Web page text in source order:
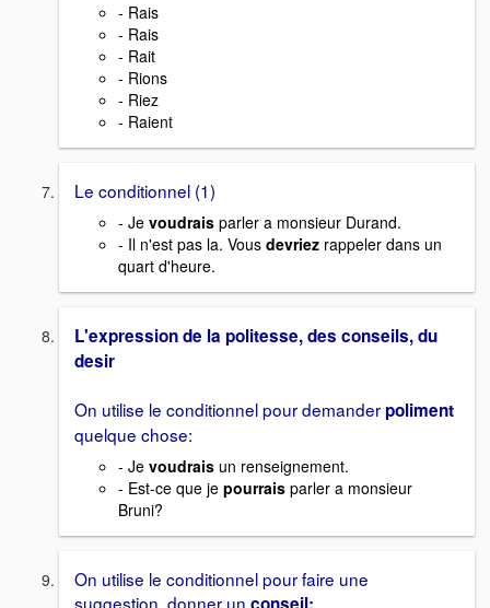
- Rais
- Rais
- Rait
- Rions
- Riez
- Raient
Le conditionnel (1)
- Je voudrais parler a monsieur Durand.
- Il n'est pas la. Vous devriez rappeler dans un
quart d'heure.
L'expression de la politesse, des conseils, du
desir
On utilise le conditionnel pour demanderpoliment
quelque chose:
- Je voudrais un renseignement.
- Est-ce que je pourrais parler a monsieur
Bruni?
On utilise le conditionnel pour faire une
suggestion, donner un conseil: